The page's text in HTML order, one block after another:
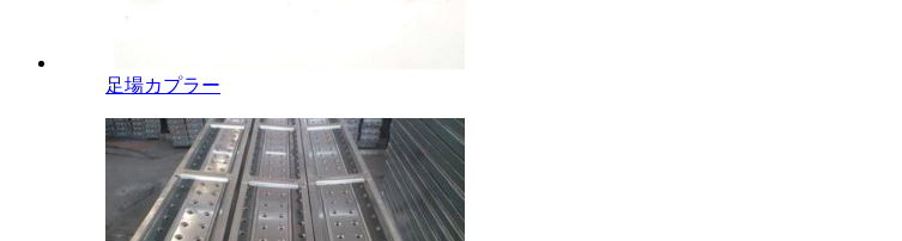
足場カプラー